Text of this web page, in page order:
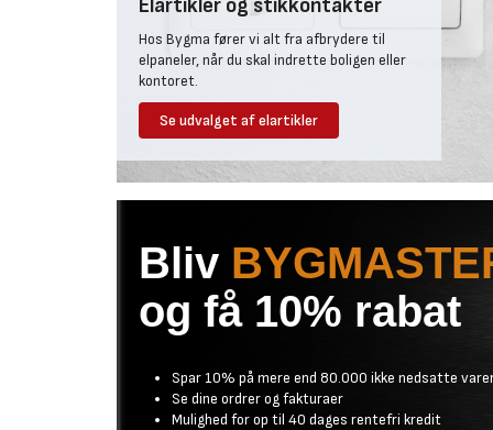
udendørslamper til opsætning i indkørslen til praktiske
Hos Bygma fører vi alt fra afbrydere til
elpaneler, når du skal indrette boligen eller
kontoret.
Se udvalget af elartikler
Bliv
og få 10% rabat
Spar 10% på mere end 80.000 ikke nedsatte
Se dine ordrer og fakturaer
Mulighed for op til 40 dages rentefri kredit